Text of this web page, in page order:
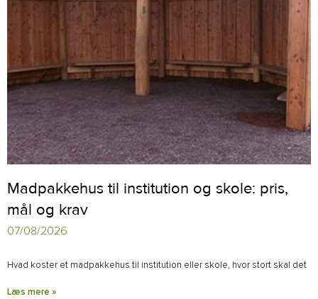
Madpakkehus til institution og skole: pris,
mål og krav
07/08/2026
Hvad koster et madpakkehus til institution eller skole, hvor stort skal det
Læs mere »